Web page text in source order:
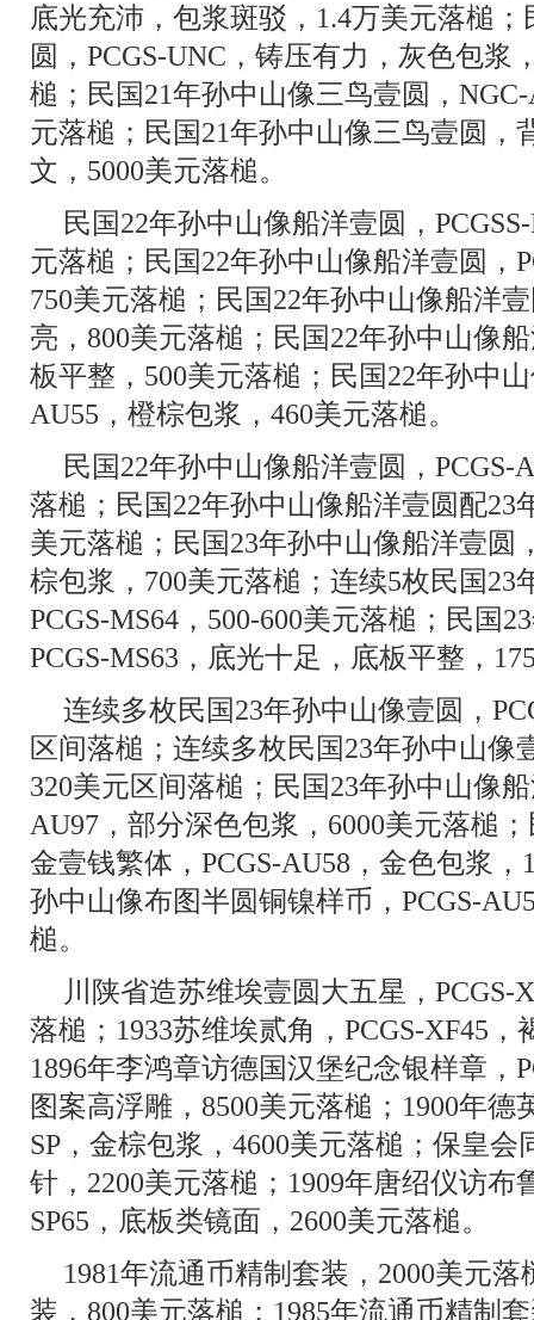
底光充沛，包浆斑驳，1.4万美元落槌
圆，PCGS-UNC，铸压有力，灰色包浆
槌；民国21年孙中山像三鸟壹圆，
元落槌；民国21年孙中山像三鸟壹圆，
文，5000美元落槌。
民国22年孙中山像船洋壹圆，
元落槌；民国22年孙中山像船洋壹圆，
750美元落槌；民国22年孙中山像船洋
亮，800美元落槌；民国22年孙中山像
板平整，500美元落槌；民国22年孙中
AU55，橙棕包浆，460美元落槌。
民国22年孙中山像船洋壹圆，PCGS-
落槌；民国22年孙中山像船洋壹圆配23
美元落槌；民国23年孙中山像船洋壹圆
棕包浆，700美元落槌；连续5枚民国23
PCGS-MS64，500-600美元落槌；民国
PCGS-MS63，底光十足，底板平整，
连续多枚民国23年孙中山像壹圆，
区间落槌；连续多枚民国23年孙中山像
320美元区间落槌；民国23年孙中山像
AU97，部分深色包浆，6000美元落槌
金壹钱繁体，PCGS-AU58，金色包浆
孙中山像布图半圆铜镍样币，PCGS-
槌。
川陕省造苏维埃壹圆大五星，PCGS-
落槌；1933苏维埃贰角，PCGS-XF45
1896年李鸿章访德国汉堡纪念银样章，
图案高浮雕，8500美元落槌；1900年德
SP，金棕包浆，4600美元落槌；保皇
针，2200美元落槌；1909年唐绍仪访布
SP65，底板类镜面，2600美元落槌。
1981年流通币精制套装，2000美元
装，800美元落槌；1985年流通币精制